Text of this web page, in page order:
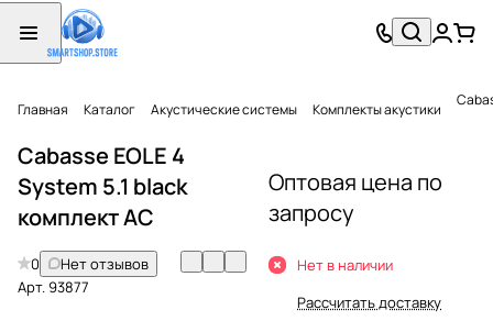
Главная Каталог Акустические системы Комплекты акустики
Cabasse EOLE 4
System 5.1 black
комплект АС
0
Нет отзывов
Арт.93877
Оптовая цена по
запросу
Нет в наличии
Рассчитать доставку